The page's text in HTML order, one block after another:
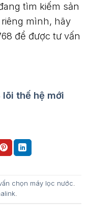
tìm kiếm sản
mình, hãy
để được tư vấn
thế hệ mới
chọn máy lọc nước.
.